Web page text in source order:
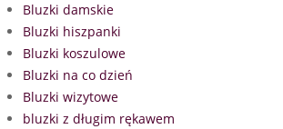
Bluzki damskie
Bluzki hiszpanki
Bluzki koszulowe
Bluzki na co dzień
Bluzki wizytowe
bluzki z długim rękawem